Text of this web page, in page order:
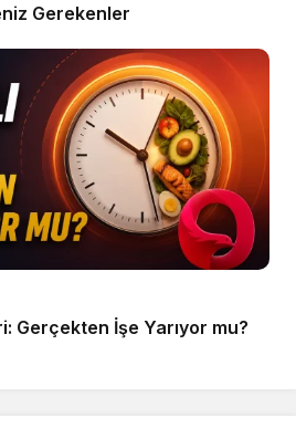
Gerekenler
Gerçekten İşe Yarıyor mu?